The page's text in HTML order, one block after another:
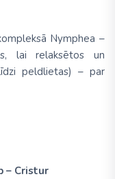
Nymphea –
lai relaksētos un
peldlietas) – par
– Cristur